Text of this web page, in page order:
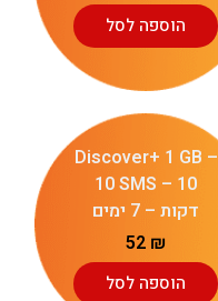
הוספה לסל
Discover+ 1 GB –
10 SMS – 10
דקות – 7 ימים
52 ₪
הוספה לסל